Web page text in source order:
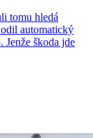
tomu hledá
automatický
Jenže škoda jde